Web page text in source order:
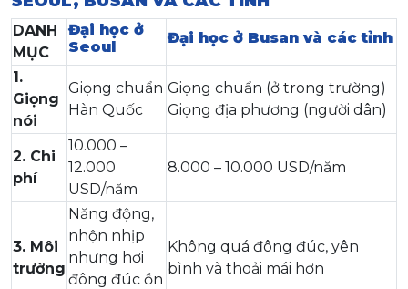
DANH
MỤC
Đại học ở
Seoul
Đại học ở Busan và các tỉnh
1.
Giọng
nói
Giọng chuẩn
Hàn Quốc
Giọng chuẩn (ở trong trường)
Giọng địa phương (người dân)
2. Chi
phí
10.000 –
12.000
USD/năm
8.000 – 10.000 USD/năm
3. Môi
trường
Năng động,
nhộn nhịp
nhưng hơi
đông đúc ồn
Không quá đông đúc, yên
bình và thoải mái hơn